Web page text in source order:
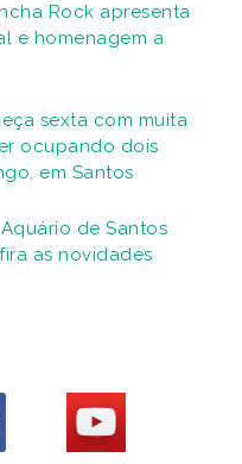
Rock apresenta
e homenagem a
sexta com muita
ocupando dois
em Santos
de Santos
as novidades